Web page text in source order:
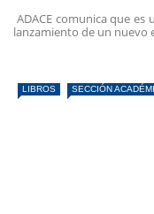
ADACE comunica que
lanzamiento de un nuevo
LIBROS SECCIÓN